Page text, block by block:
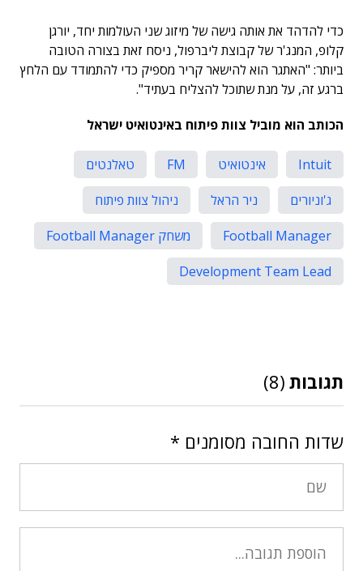
כדי להדהד את אותה גישה של מיזוג שני העולמות יחד, יורגן
קלופ, המנג'ר של קבוצת ליברפול, ניסח זאת בצורה הטובה
ביותר: "האתגר הוא להישאר קריר מספיק כדי להתמודד עם הלחץ
ברגע זה, על מנת שתוכל להצליח בעתיד".
הכותב הוא מוביל צוות פיתוח באינטואיט ישראל
Intuit אינטואיט FM
טאלנטים
ג'וניורים
ניר הראל
ניהול צוות פיתוח
Football Manager
משחק Football Manager
Development Team Lead
תגובות (8)
שדות החובה מסומנים *